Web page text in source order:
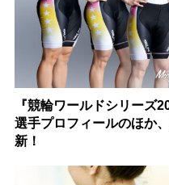
『競輪ワールドシリーズ
選手プロフィールのほか
新！